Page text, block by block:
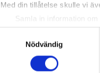
Med din tillåtelse skulle vi
Samla in information
Identifiera din enhet
Ta reda på mer om hur
eller dra tillbaka ditt
Nödvändig
VAHALOVA, Agata
SAKSA, Elina
BELMATI, Lina